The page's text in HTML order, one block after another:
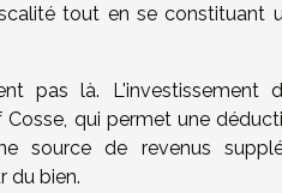
tout en se constituant
pas là.
qui permet une
source de revenus
du bien.